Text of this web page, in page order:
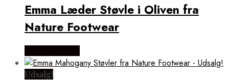
Emma Læder Støvle i Oliven fra
Nature Footwear
Udsalg!